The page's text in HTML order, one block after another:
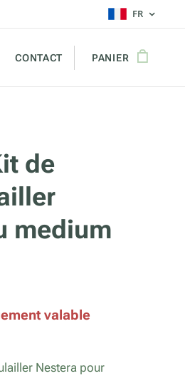
FR
CONTACT PANIER
de
medium
valable
Nestera pour